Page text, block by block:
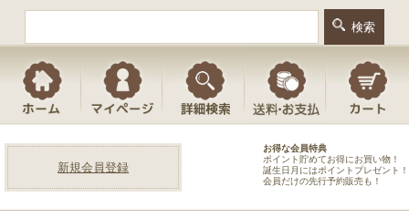
新規会員登録
お得な会員特典
ポイント貯めてお得にお買い物！
誕生日月にはポイントプレゼント！
会員だけの先行予約販売も！